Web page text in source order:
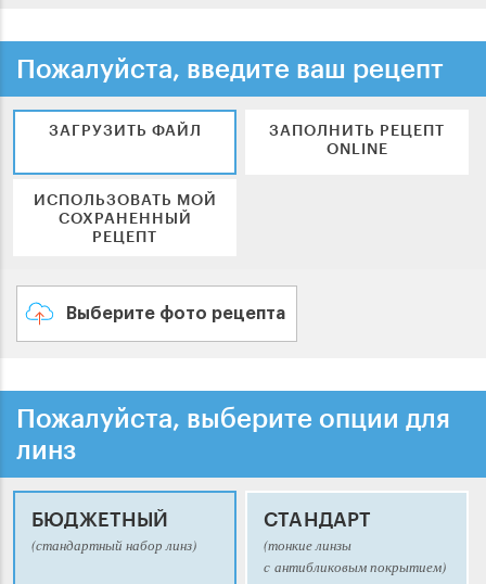
Пожалуйста, введите ваш рецепт
ЗАГРУЗИТЬ ФАЙЛ
ЗАПОЛНИТЬ РЕЦЕПТ
ONLINE
ИСПОЛЬЗОВАТЬ МОЙ
СОХРАНЕННЫЙ
РЕЦЕПТ
Выберите фото рецепта
Пожалуйста, выберите опции для
линз
БЮДЖЕТНЫЙ
(стандартный набор линз)
СТАНДАРТ
(тонкие линзы
с антибликовым покрытием)